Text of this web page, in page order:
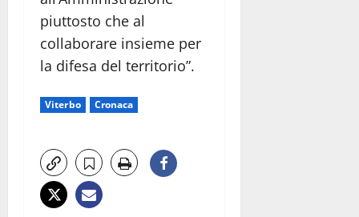
piuttosto che al
collaborare insieme per
la difesa del territorio”.
Viterbo Cronaca